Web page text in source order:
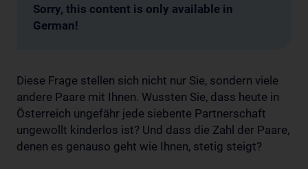
Sorry, this content is only available in
German!
Diese Frage stellen sich nicht nur Sie, sondern viele
andere Paare mit Ihnen. Wussten Sie, dass heute in
Österreich ungefähr jede siebente Partnerschaft
ungewollt kinderlos ist? Und dass die Zahl der Paare,
denen es genauso geht wie Ihnen, stetig steigt?